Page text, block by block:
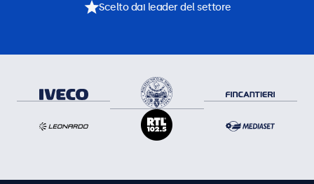
Scelto dai leader del settore